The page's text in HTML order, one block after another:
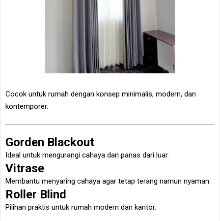
Cocok untuk rumah dengan konsep minimalis, modern, dan
kontemporer.
Gorden Blackout
Ideal untuk mengurangi cahaya dan panas dari luar.
Vitrase
Membantu menyaring cahaya agar tetap terang namun nyaman.
Roller Blind
Pilihan praktis untuk rumah modern dan kantor.